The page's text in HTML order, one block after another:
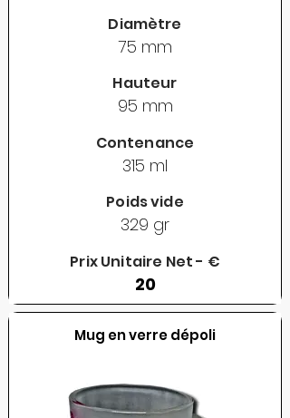
Diamètre
75 mm
Hauteur
95 mm
Contenance
315 ml
Poids vide
329 gr
Prix Unitaire Net - €
20
Mug en verre dépoli